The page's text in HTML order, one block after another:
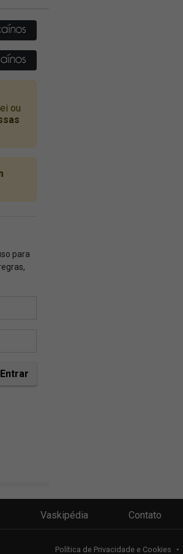
Vaskipédia Contato
Política de Privacidade e Cookies •